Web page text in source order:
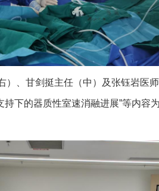
）、甘剑挺主任（中）及张钰岩医
下的器质性室速消融进展”等内